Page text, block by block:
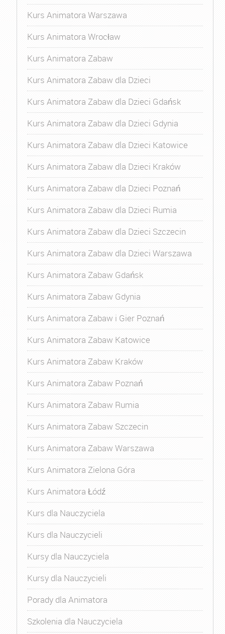
Kurs Animatora Warszawa
Kurs Animatora Wrocław
Kurs Animatora Zabaw
Kurs Animatora Zabaw dla Dzieci
Kurs Animatora Zabaw dla Dzieci Gdańsk
Kurs Animatora Zabaw dla Dzieci Gdynia
Kurs Animatora Zabaw dla Dzieci Katowice
Kurs Animatora Zabaw dla Dzieci Kraków
Kurs Animatora Zabaw dla Dzieci Poznań
Kurs Animatora Zabaw dla Dzieci Rumia
Kurs Animatora Zabaw dla Dzieci Szczecin
Kurs Animatora Zabaw dla Dzieci Warszawa
Kurs Animatora Zabaw Gdańsk
Kurs Animatora Zabaw Gdynia
Kurs Animatora Zabaw i Gier Poznań
Kurs Animatora Zabaw Katowice
Kurs Animatora Zabaw Kraków
Kurs Animatora Zabaw Poznań
Kurs Animatora Zabaw Rumia
Kurs Animatora Zabaw Szczecin
Kurs Animatora Zabaw Warszawa
Kurs Animatora Zielona Góra
Kurs Animatora Łódź
Kurs dla Nauczyciela
Kurs dla Nauczycieli
Kursy dla Nauczyciela
Kursy dla Nauczycieli
Porady dla Animatora
Szkolenia dla Nauczyciela